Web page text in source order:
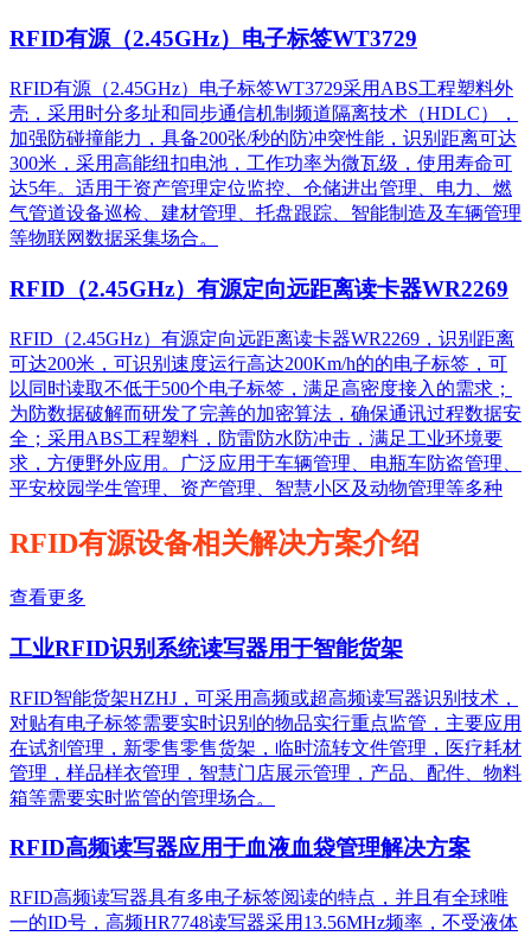
RFID有源（2.45GHz）电子标签WT3729
RFID有源（2.45GHz）电子标签WT3729采用ABS工程塑料外
壳，采用时分多址和同步通信机制频道隔离技术（HDLC），
加强防碰撞能力，具备200张/秒的防冲突性能，识别距离可达
300米，采用高能纽扣电池，工作功率为微瓦级，使用寿命可
达5年。适用于资产管理定位监控、仓储进出管理、电力、燃
气管道设备巡检、建材管理、托盘跟踪、智能制造及车辆管理
等物联网数据采集场合。
RFID（2.45GHz）有源定向远距离读卡器WR2269
RFID（2.45GHz）有源定向远距离读卡器WR2269，识别距离
可达200米，可识别速度运行高达200Km/h的的电子标签，可
以同时读取不低于500个电子标签，满足高密度接入的需求；
为防数据破解而研发了完善的加密算法，确保通讯过程数据安
全；采用ABS工程塑料，防雷防水防冲击，满足工业环境要
求，方便野外应用。广泛应用于车辆管理、电瓶车防盗管理、
平安校园学生管理、资产管理、智慧小区及动物管理等多种
RFID有源设备相关解决方案介绍
查看更多
工业RFID识别系统读写器用于智能货架
RFID智能货架HZHJ，可采用高频或超高频读写器识别技术，
对贴有电子标签需要实时识别的物品实行重点监管，主要应用
在试剂管理，新零售零售货架，临时流转文件管理，医疗耗材
管理，样品样衣管理，智慧门店展示管理，产品、配件、物料
箱等需要实时监管的管理场合。
RFID高频读写器应用于血液血袋管理解决方案
RFID高频读写器具有多电子标签阅读的特点，并且有全球唯
一的ID号，高频HR7748读写器采用13.56MHz频率，不受液体